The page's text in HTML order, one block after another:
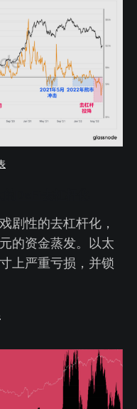
剧性的去杠杆化，
的资金蒸发。以太
上严重亏损，并锁